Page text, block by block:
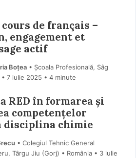
de français –
engagement et
actif
Boțea• Școala Profesională, Sâg
7 iulie 2025 • 4 minute
RED în formarea și
competențelor
disciplina chimie
• Colegiul Tehnic General
Târgu Jiu (Gorj) • România
3 iulie